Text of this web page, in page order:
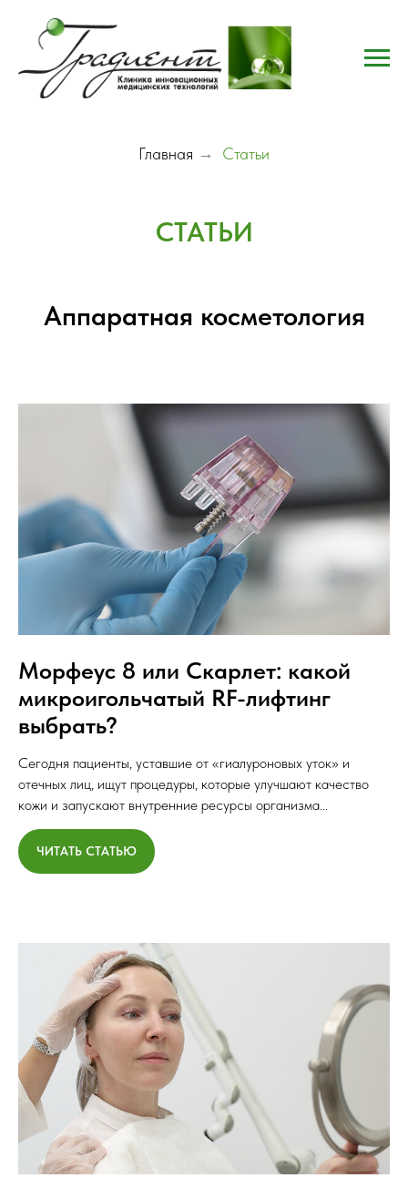
Главная → Статьи
СТАТЬИ
Аппаратная косметология
Морфеус 8 или Скарлет: какой
микроигольчатый RF-лифтинг
выбрать?
Сегодня пациенты, уставшие от «гиалуроновых уток» и
отечных лиц, ищут процедуры, которые улучшают качество
кожи и запускают внутренние ресурсы организма...
ЧИТАТЬ СТАТЬЮ